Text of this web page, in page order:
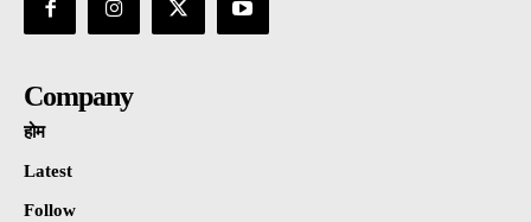
Company
होम
Latest
Follow